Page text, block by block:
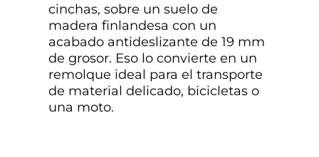
cinchas, sobre un suelo de
madera finlandesa con un
acabado antideslizante de 19 mm
de grosor. Eso lo convierte en un
remolque ideal para el transporte
de material delicado, bicicletas o
una moto.